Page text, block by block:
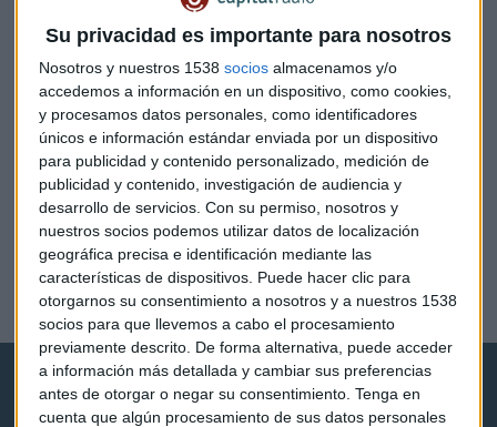
Su privacidad es importante para nosotros
Nosotros y nuestros 1538 socios almacenamos y/o
accedemos a información en un dispositivo, como cookies,
y procesamos datos personales, como identificadores
únicos e información estándar enviada por un dispositivo
para publicidad y contenido personalizado, medición de
publicidad y contenido, investigación de audiencia y
desarrollo de servicios. Con su permiso, nosotros y
nuestros socios podemos utilizar datos de localización
geográfica precisa e identificación mediante las
características de dispositivos. Puede hacer clic para
otorgarnos su consentimiento a nosotros y a nuestros 1538
socios para que llevemos a cabo el procesamiento
previamente descrito. De forma alternativa, puede acceder
a información más detallada y cambiar sus preferencias
antes de otorgar o negar su consentimiento. Tenga en
cuenta que algún procesamiento de sus datos personales
ENTREVISTA
Jornada de 4 días: "Muchos empresarios se van a
sentir atraídos", dicen desde Más País
Lucía Martín